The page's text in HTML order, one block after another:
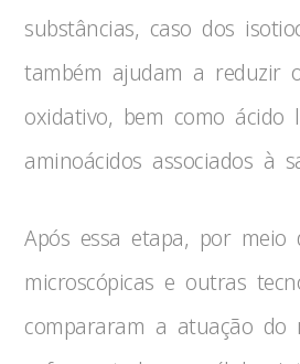
substâncias, caso dos
também ajudam a reduzir
oxidativo, bem como ácido
aminoácidos associados à
Após essa etapa, por meio
microscópicas e outras
compararam a atuação do